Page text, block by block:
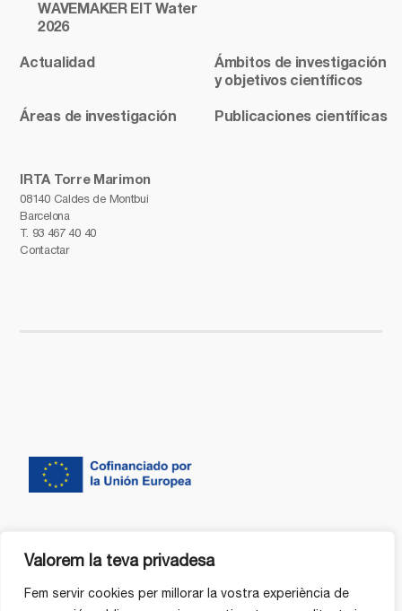
Valorem la teva privadesa
Fem servir cookies per millorar la vostra experiència de
IRTA Torre Marimon
08140 Caldes de Montbui
Barcelona
T. 93 467 40 40
Contactar
WAVEMAKER EIT Water
2026
Actualidad
Ámbitos de investigación
y objetivos científicos
Áreas de investigación Publicaciones científicas